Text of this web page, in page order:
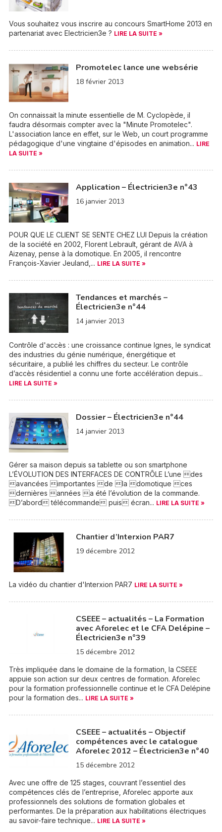
Vous souhaitez vous inscrire au concours SmartHome 2013 en
partenariat avec Electricien3e ? LIRE LA SUITE »
Promotelec lance une websérie
18 février 2013
On connaissait la minute essentielle de M. Cyclopède, il
faudra désormais compter avec la "Minute Promotelec".
L'association lance en effet, sur le Web, un court programme
pédagogique d'une vingtaine d'épisodes en animation... LIRE
LA SUITE »
Application – Électricien3e n°43
16 janvier 2013
POUR QUE LE CLIENT SE SENTE CHEZ LUI Depuis la création
de la société en 2002, Florent Lebrault, gérant de AVA à
Aizenay, pense à la domotique. En 2005, il rencontre
François-Xavier Jeuland,... LIRE LA SUITE »
Tendances et marchés –
Électricien3e n°44
14 janvier 2013
Contrôle d'accès : une croissance continue Ignes, le syndicat
des industries du génie numérique, énergétique et
sécuritaire, a publié les chiffres du secteur. Le contrôle
d’accès résidentiel a connu une forte accélération depuis...
LIRE LA SUITE »
Dossier – Électricien3e n°44
14 janvier 2013
Gérer sa maison depuis sa tablette ou son smartphone
L’ÉVOLUTION DES INTERFACES DE CONTRÔLE L’une des
avancées importantes de la domotique ces
dernières années a été l’évolution de la commande.
D’abord télécommande puis écran... LIRE LA SUITE »
Chantier d’Interxion PAR7
19 décembre 2012
La vidéo du chantier d'Interxion PAR7 LIRE LA SUITE »
CSEEE – actualités – La Formation
avec Aforelec et le CFA Delépine –
Électricien3e n°39
15 décembre 2012
Très impliquée dans le domaine de la formation, la CSEEE
appuie son action sur deux centres de formation. Aforelec
pour la formation professionnelle continue et le CFA Delépine
pour la formation des... LIRE LA SUITE »
CSEEE – actualités – Objectif
compétences avec le catalogue
Aforelec 2012 – Électricien3e n°40
15 décembre 2012
Avec une offre de 125 stages, couvrant l’essentiel des
compétences clés de l’entreprise, Aforelec apporte aux
professionnels des solutions de formation globales et
performantes. De la préparation aux habilitations électriques
au savoir-faire technique... LIRE LA SUITE »